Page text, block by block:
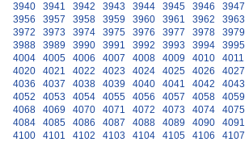
3940
3941 3942 3943 3944 3945 3946 3947
3956
3957 3958 3959 3960 3961 3962 3963
3972
3973 3974 3975 3976 3977 3978 3979
3988
3989 3990 3991 3992 3993 3994 3995
4004
4005 4006 4007 4008 4009 4010 4011
4020
4021 4022 4023 4024 4025 4026 4027
4036
4037 4038 4039 4040 4041 4042 4043
4052
4053 4054 4055 4056 4057 4058 4059
4068
4069 4070 4071 4072 4073 4074 4075
4084
4085 4086 4087 4088 4089 4090 4091
4100
4101 4102 4103 4104 4105 4106 4107